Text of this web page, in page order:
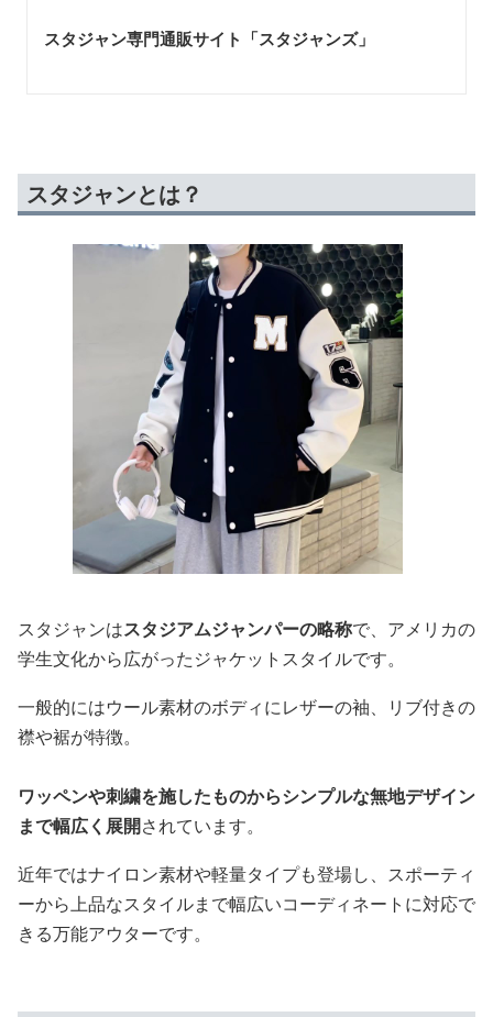
スタジャン専門通販サイト「スタジャンズ」
スタジャンとは？
スタジャンはスタジアムジャンパーの略称で、アメリカの
学生文化から広がったジャケットスタイルです。
一般的にはウール素材のボディにレザーの袖、リブ付きの
襟や裾が特徴。
ワッペンや刺繍を施したものからシンプルな無地デザイン
まで幅広く展開されています。
近年ではナイロン素材や軽量タイプも登場し、スポーティ
ーから上品なスタイルまで幅広いコーディネートに対応で
きる万能アウターです。